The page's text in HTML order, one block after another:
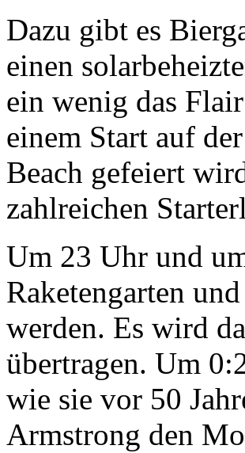
Dazu gibt es
einen
ein wenig das
einem Start auf
Beach gefeiert
zahlreichen
Um 23 Uhr und
Raketengarten
werden. Es wird
übertragen. Um
wie sie vor 50
Armstrong den